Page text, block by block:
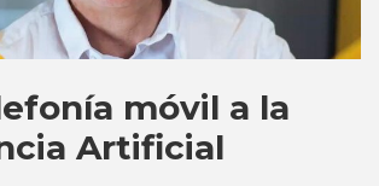
móvil a la
Artificial